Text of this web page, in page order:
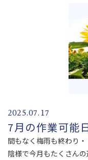
2025.07.17
7月の作業可能
間もなく梅雨も終わり
陰様で今月もたくさん